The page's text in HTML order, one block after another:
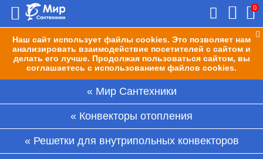
Наш сайт использует файлы cookies. Это позволяет нам
анализировать взаимодействие посетителей с сайтом и
делать его лучше. Продолжая пользоваться сайтом, вы
соглашаетесь с использованием файлов cookies.
0
Мир Сантехники
Конвекторы отопления
Решетки для внутрипольных конвекторов